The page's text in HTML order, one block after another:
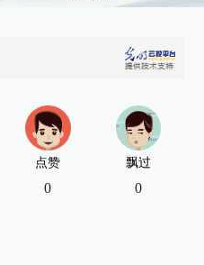
点赞
0
飘过
0